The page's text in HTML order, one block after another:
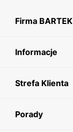
Firma BARTEK
Informacje
Strefa Klienta
Porady